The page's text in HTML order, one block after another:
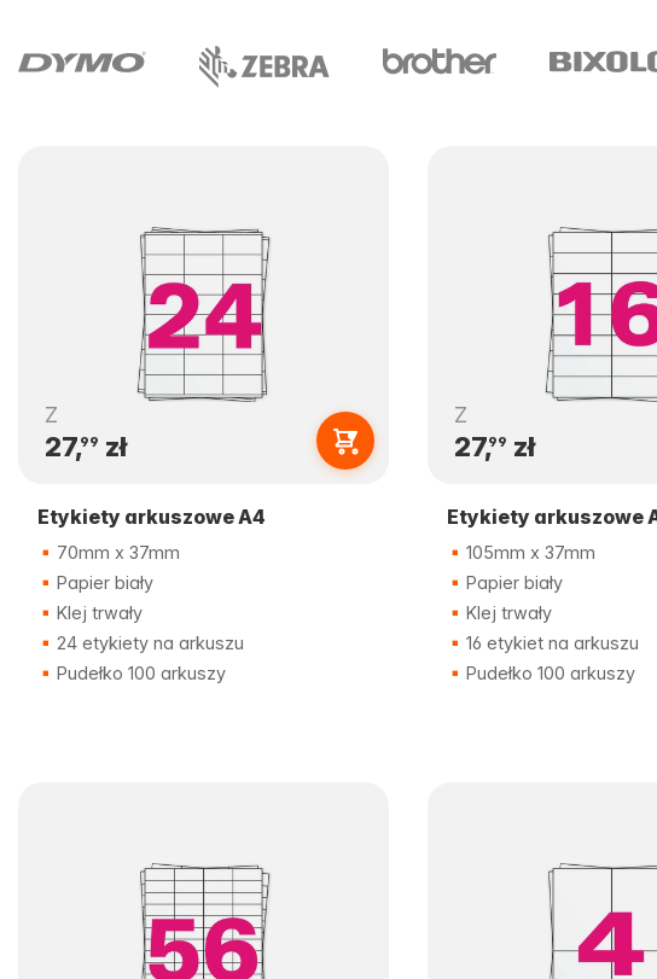
Z
27,99 zł
Etykiety arkuszowe A4
70mm x 37mm
Papier biały
Klej trwały
24 etykiety na arkuszu
Pudełko 100 arkuszy
Z
27,99 zł
Etykiety arkuszowe
105mm x 37mm
Papier biały
Klej trwały
16 etykiet na arkuszu
Pudełko 100 arkuszy